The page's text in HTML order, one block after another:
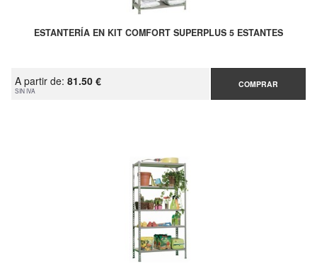
ESTANTERÍA EN KIT COMFORT SUPERPLUS 5 ESTANTES
A partir de: 81.50 €
SIN IVA
COMPRAR